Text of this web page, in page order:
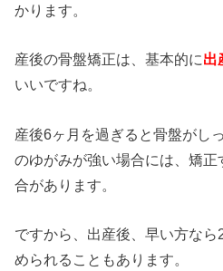
かります。
産後の骨盤矯正は、基本的に出
いいですね。
産後6ヶ月を過ぎると骨盤がし
のゆがみが強い場合には、矯
合があります。
ですから、出産後、早い方な
められることもあります。